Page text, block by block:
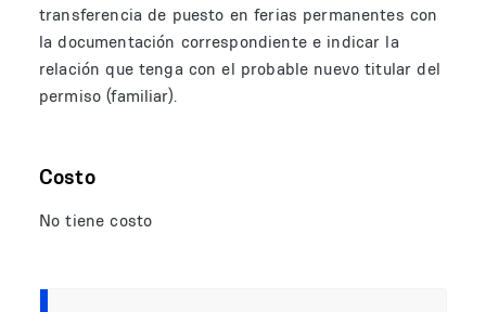
transferencia de puesto en ferias permanentes con
la documentación correspondiente e indicar la
relación que tenga con el probable nuevo titular del
permiso (familiar).
Costo
No tiene costo